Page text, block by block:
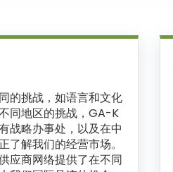
的挑战，如语言和文化
同地区的挑战，GA-K
战略办事处，以及在中
解我们的经营市场。
应商网络提供了在不同